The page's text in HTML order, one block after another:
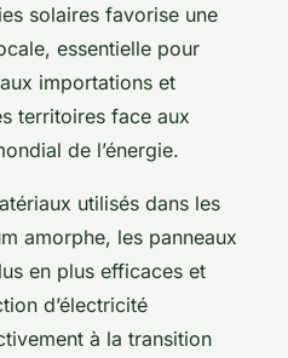
solaires favorise une
essentielle pour
importations et
territoires face aux
de l’énergie.
utilisés dans les
amorphe, les panneaux
en plus efficaces et
d’électricité
à la transition